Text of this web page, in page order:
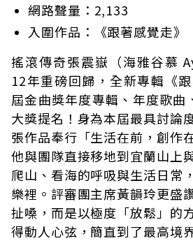
網路聲量：2,133
入圍作品：《跟著感覺走》
搖滾傳奇張震嶽（海雅谷慕
12年重磅回歸，全新專輯《
屆金曲獎年度專輯、年度歌曲
大獎提名！身為本屆最具討論
張作品奉行「生活在前，創作
他與團隊直接移地到宜蘭山上
爬山、看海的呼吸與生活日常
樂裡。評審團主席黃韻玲更盛
扯嗓，而是以極度「放鬆」的
得動人心弦，簡直到了最高境